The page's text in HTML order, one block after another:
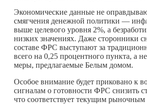
Экономические данные не
смягчения денежной политики —
выше целевого уровня 2%, а
низких значениях. Даже сторонники
составе ФРС выступают за
всего на 0,25 процентного пункта, а
меры, предлагаемые Белым домом.
Особое внимание будет приковано к
сигналам о готовности ФРС снизить
что соответствует текущим